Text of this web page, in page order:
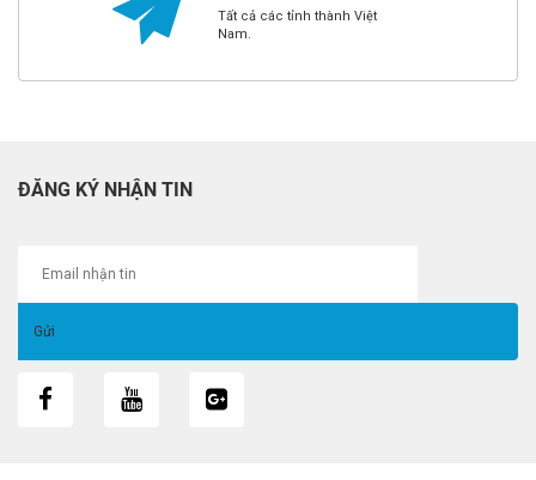
Tất cả các tỉnh thành Việt
Nam.
ĐĂNG KÝ NHẬN TIN